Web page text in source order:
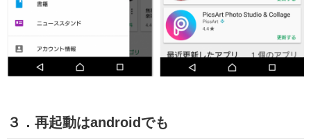
３．再起動はandroidでも